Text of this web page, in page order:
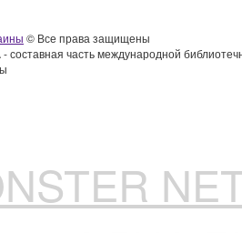
© Все права защищены
составная часть международной